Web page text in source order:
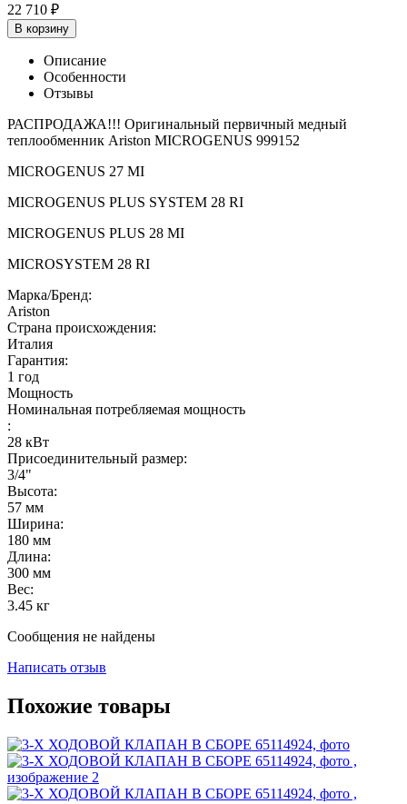
22 710 ₽
В корзину
Описание
Особенности
Отзывы
РАСПРОДАЖА!!! Оригинальный первичный медный
теплообменник Ariston MICROGENUS 999152
MICROGENUS 27 MI
MICROGENUS PLUS SYSTEM 28 RI
MICROGENUS PLUS 28 MI
MICROSYSTEM 28 RI
Марка/Бренд:
Ariston
Страна происхождения:
Италия
Гарантия:
1 год
Мощность
Номинальная потребляемая мощность
:
28 кВт
Присоединительный размер:
3/4"
Высота:
57 мм
Ширина:
180 мм
Длина:
300 мм
Вес:
3.45 кг
Сообщения не найдены
Написать отзыв
Похожие товары